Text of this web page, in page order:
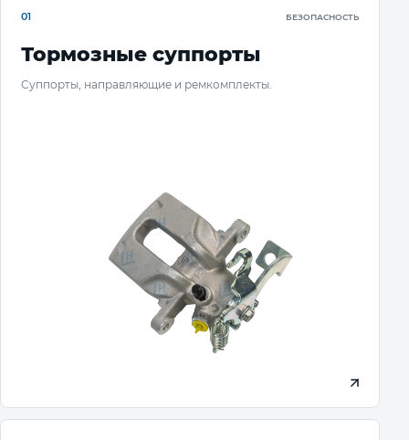
01 БЕЗОПАСНОСТЬ
Тормозные суппорты
Суппорты, направляющие и ремкомплекты.